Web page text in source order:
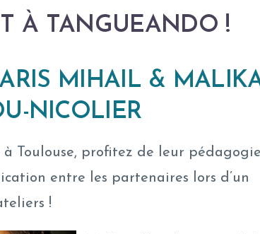
À TANGUEANDO !
MIHAIL &
NICOLIER
Toulouse, profitez de leur pédagogie
entre les partenaires lors d’un
!